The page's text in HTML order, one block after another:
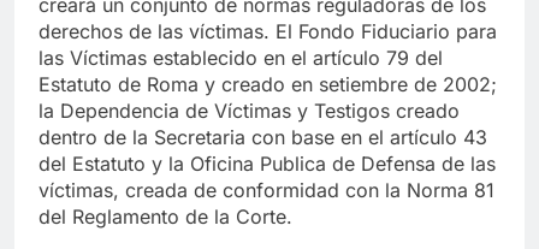
creará un conjunto de normas reguladoras de los
derechos de las víctimas. El Fondo Fiduciario para
las Víctimas establecido en el artículo 79 del
Estatuto de Roma y creado en setiembre de 2002;
la Dependencia de Víctimas y Testigos creado
dentro de la Secretaria con base en el artículo 43
del Estatuto y la Oficina Publica de Defensa de las
víctimas, creada de conformidad con la Norma 81
del Reglamento de la Corte.